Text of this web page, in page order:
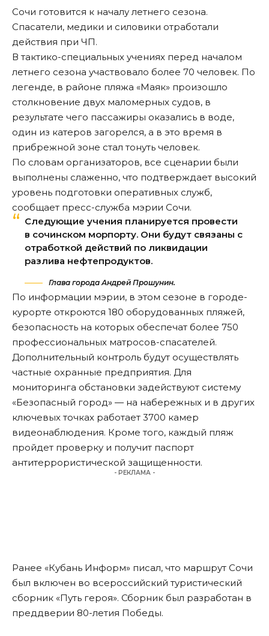
Сочи готовится к началу летнего сезона.
Спасатели, медики и силовики отработали
действия при ЧП.
В тактико-специальных учениях перед началом
летнего сезона участвовало более 70 человек. По
легенде, в районе пляжа «Маяк» произошло
столкновение двух маломерных судов, в
результате чего пассажиры оказались в воде,
один из катеров загорелся, а в это время в
прибрежной зоне стал тонуть человек.
По словам организаторов, все сценарии были
выполнены слаженно, что подтверждает высокий
уровень подготовки оперативных служб,
сообщает пресс-служба мэрии Сочи.
Следующие учения планируется провести
в сочинском морпорту. Они будут связаны с
отработкой действий по ликвидации
разлива нефтепродуктов.
Глава города Андрей Прошунин.
По информации мэрии, в этом сезоне в городе-
курорте откроются 180 оборудованных пляжей,
безопасность на которых обеспечат более 750
профессиональных матросов-спасателей.
Дополнительный контроль будут осуществлять
частные охранные предприятия. Для
мониторинга обстановки задействуют систему
«Безопасный город» — на набережных и в других
ключевых точках работает 3700 камер
видеонаблюдения. Кроме того, каждый пляж
пройдет проверку и получит паспорт
антитеррористической защищенности.
- РЕКЛАМА -
Ранее «Кубань Информ» писал, что маршрут Сочи
был включен во всероссийский туристический
сборник «Путь героя». Сборник был разработан в
преддверии 80-летия Победы.